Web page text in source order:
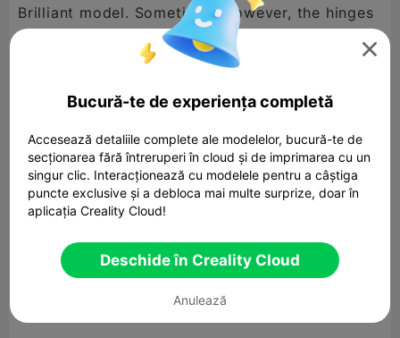
Brilliant model. Sometimes, however, the hinges
get messed up a bit (pictured in the first photo,
in the middle). So I guess it worked perfectly 2
absolutely SOLID. Totally worth the filament and
time. Thanks so much!
infinity cube
Model 3D înrudit

Bucură-te de experiența completă
Accesează detaliile complete ale modelelor, bucură-te de
secționarea fără întreruperi în cloud și de imprimarea cu un
singur clic. Interacționează cu modelele pentru a câștiga
puncte exclusive și a debloca mai multe surprize, doar în
aplicația Creality Cloud!
Deschide în Creality Cloud
Anulează